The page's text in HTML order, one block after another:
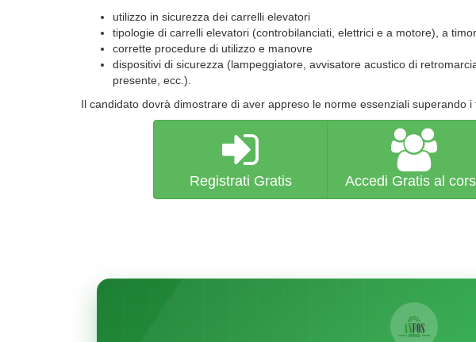
utilizzo in sicurezza dei carrelli elevatori
tipologie di carrelli elevatori (controbilanciati, elettrici e a motore), a
corrette procedure di utilizzo e manovre
dispositivi di sicurezza (lampeggiatore, avvisatore acustico di
presente, ecc.).
Il candidato dovrà dimostrare di aver appreso le norme essenziali superando i
Registrati Gratis Accedi Gratis al
✓